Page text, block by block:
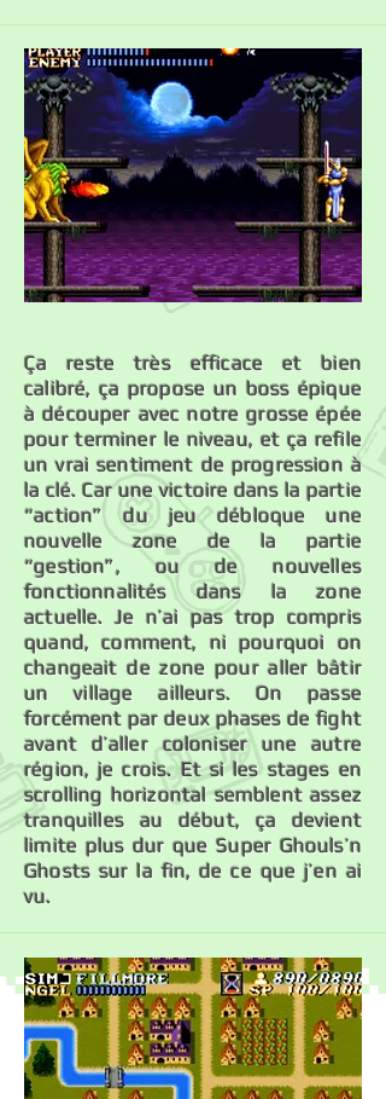
Ça reste très efficace et bien
calibré, ça propose un boss épique
à découper avec notre grosse épée
pour terminer le niveau, et ça refile
un vrai sentiment de progression à
la clé. Car une victoire dans la partie
“action” du jeu débloque une
nouvelle zone de la partie
“gestion”, ou de nouvelles
fonctionnalités dans la zone
actuelle. Je n’ai pas trop compris
quand, comment, ni pourquoi on
changeait de zone pour aller bâtir
un village ailleurs. On passe
forcément par deux phases de fight
avant d’aller coloniser une autre
région, je crois. Et si les stages en
scrolling horizontal semblent assez
tranquilles au début, ça devient
limite plus dur que Super Ghouls’n
Ghosts sur la fin, de ce que j’en ai
vu.